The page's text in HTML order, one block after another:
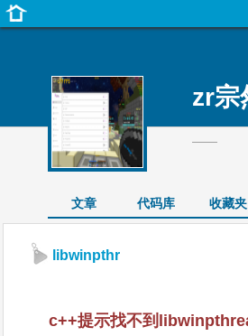
zr宗
——
文章 代码库 收藏夹
libwinpthr
c++提示找不到